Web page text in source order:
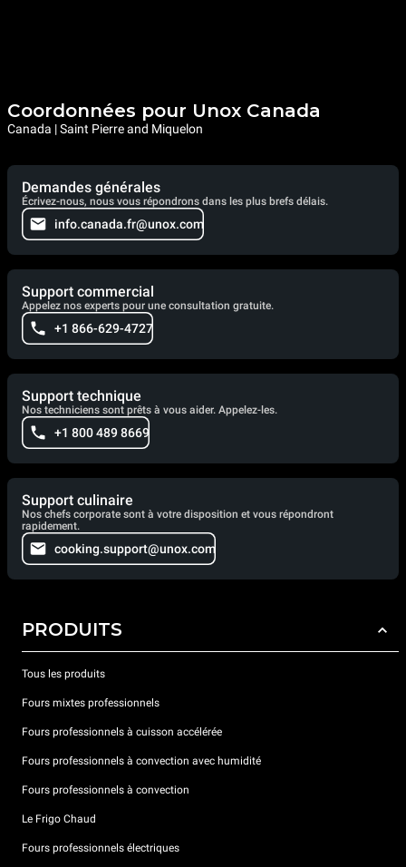
Coordonnées pour Unox Canada
Canada | Saint Pierre and Miquelon
Demandes générales
Écrivez-nous, nous vous répondrons dans les plus brefs délais.
info.canada.fr@unox.com
Support commercial
Appelez nos experts pour une consultation gratuite.
+1 866-629-4727
Support technique
Nos techniciens sont prêts à vous aider. Appelez-les.
+1 800 489 8669
Support culinaire
Nos chefs corporate sont à votre disposition et vous répondront
rapidement.
cooking.support@unox.com
PRODUITS
Tous les produits
Fours mixtes professionnels
Fours professionnels à cuisson accélérée
Fours professionnels à convection avec humidité
Fours professionnels à convection
Le Frigo Chaud
Fours professionnels électriques